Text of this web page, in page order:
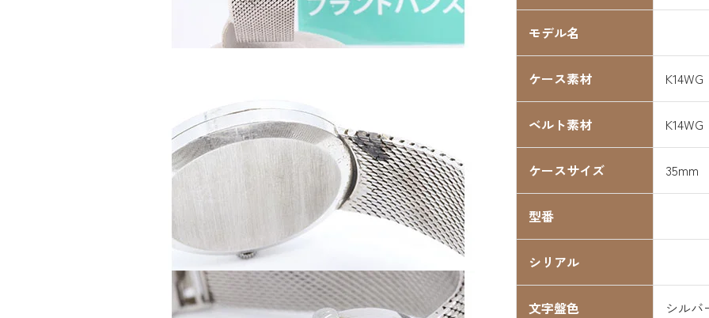
モデル名
ケース素材 K14WG
ベルト素材 K14WG
ケースサイズ 35mm
型番
シリアル
文字盤色 シルバ